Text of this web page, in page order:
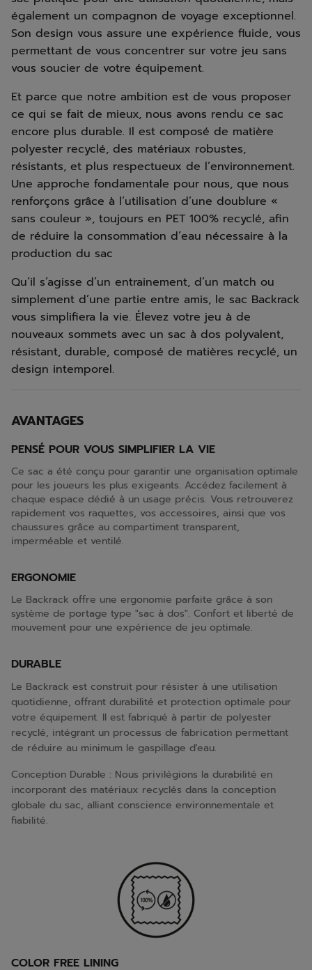
également un compagnon de voyage exceptionnel.
Son design vous assure une expérience fluide, vous
permettant de vous concentrer sur votre jeu sans
vous soucier de votre équipement.
Et parce que notre ambition est de vous proposer
ce qui se fait de mieux, nous avons rendu ce sac
encore plus durable. Il est composé de matière
polyester recyclé, des matériaux robustes,
résistants, et plus respectueux de l’environnement.
Une approche fondamentale pour nous, que nous
renforçons grâce à l’utilisation d’une doublure «
sans couleur », toujours en PET 100% recyclé, afin
de réduire la consommation d’eau nécessaire à la
production du sac
Qu’il s’agisse d’un entrainement, d’un match ou
simplement d’une partie entre amis, le sac Backrack
vous simplifiera la vie. Élevez votre jeu à de
nouveaux sommets avec un sac à dos polyvalent,
résistant, durable, composé de matières recyclé, un
design intemporel.
AVANTAGES
PENSÉ POUR VOUS SIMPLIFIER LA VIE
Ce sac a été conçu pour garantir une organisation optimale
pour les joueurs les plus exigeants. Accédez facilement à
chaque espace dédié à un usage précis. Vous retrouverez
rapidement vos raquettes, vos accessoires, ainsi que vos
chaussures grâce au compartiment transparent,
imperméable et ventilé.
ERGONOMIE
Le Backrack offre une ergonomie parfaite grâce à son
système de portage type "sac à dos". Confort et liberté de
mouvement pour une expérience de jeu optimale.
DURABLE
Le Backrack est construit pour résister à une utilisation
quotidienne, offrant durabilité et protection optimale pour
votre équipement. Il est fabriqué à partir de polyester
recyclé, intégrant un processus de fabrication permettant
de réduire au minimum le gaspillage d'eau.
Conception Durable : Nous privilégions la durabilité en
incorporant des matériaux recyclés dans la conception
globale du sac, alliant conscience environnementale et
fiabilité.
COLOR FREE LINING